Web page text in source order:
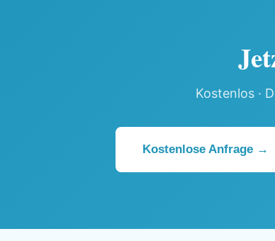
Kostenlos ·
Kostenlose Anfrage →